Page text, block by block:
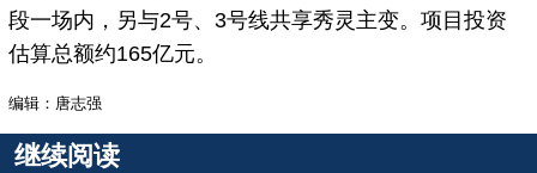
段一场内，另与2号、3号线共享秀灵主变。项目投资
估算总额约165亿元。
编辑：唐志强
继续阅读